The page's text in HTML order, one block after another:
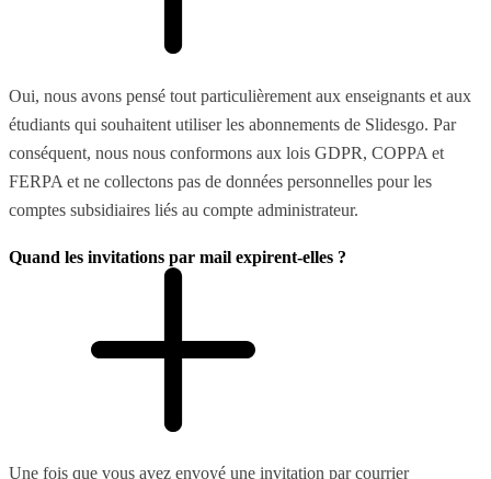
Oui, nous avons pensé tout particulièrement aux enseignants et aux
étudiants qui souhaitent utiliser les abonnements de Slidesgo. Par
conséquent, nous nous conformons aux lois GDPR, COPPA et
FERPA et ne collectons pas de données personnelles pour les
comptes subsidiaires liés au compte administrateur.
Quand les invitations par mail expirent-elles ?
Une fois que vous avez envoyé une invitation par courrier